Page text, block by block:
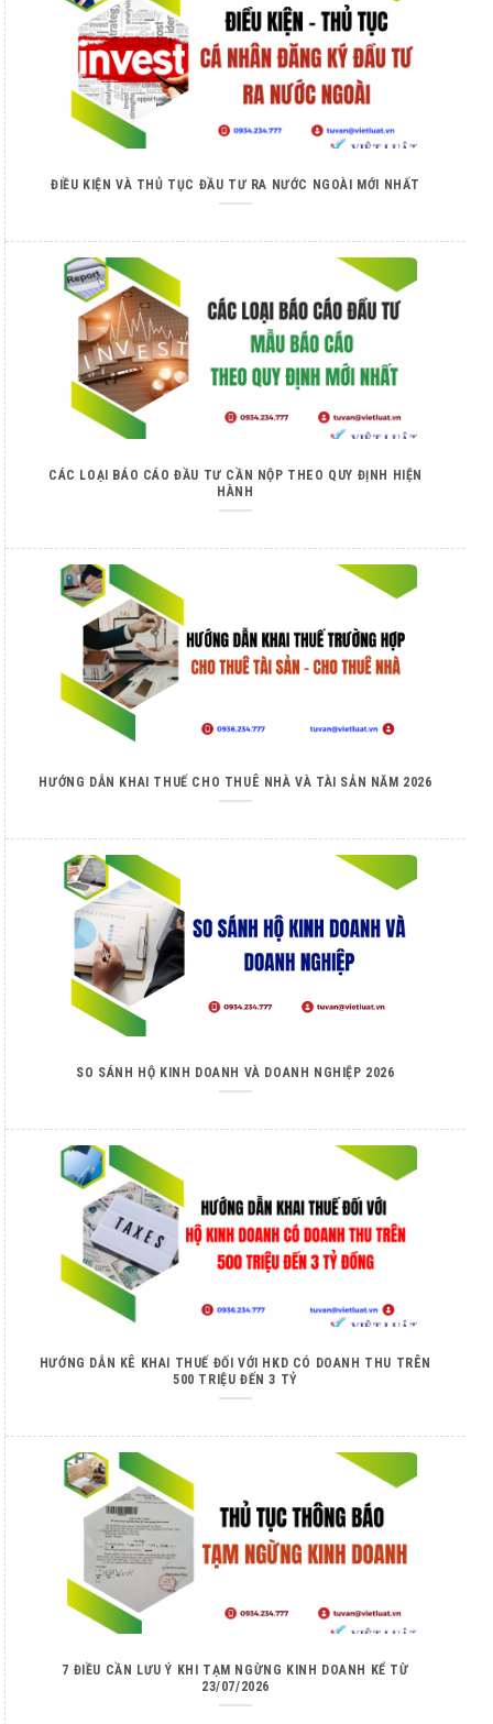
ĐIỀU KIỆN VÀ THỦ TỤC ĐẦU TƯ RA NƯỚC NGOÀI MỚI NHẤT
CÁC LOẠI BÁO CÁO ĐẦU TƯ CẦN NỘP THEO QUY ĐỊNH HIỆN
HÀNH
HƯỚNG DẪN KHAI THUẾ CHO THUÊ NHÀ VÀ TÀI SẢN NĂM 2026
SO SÁNH HỘ KINH DOANH VÀ DOANH NGHIỆP 2026
HƯỚNG DẪN KÊ KHAI THUẾ ĐỐI VỚI HKD CÓ DOANH THU TRÊN
500 TRIỆU ĐẾN 3 TỶ
7 ĐIỀU CẦN LƯU Ý KHI TẠM NGỪNG KINH DOANH KỂ TỪ
23/07/2026